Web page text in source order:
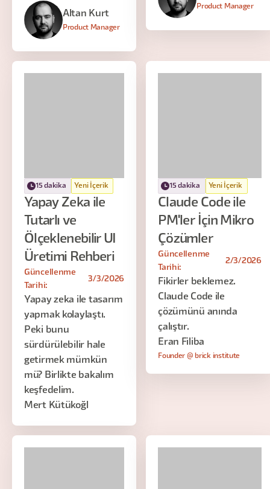
Altan Kurt
Product Manager
Product Manager
15 dakika Yeni İçerik
Yapay Zeka ile
Tutarlı ve
Ölçeklenebilir UI
Üretimi Rehberi
Güncellenme
Tarihi:
3/3/2026
Yapay zeka ile tasarım
yapmak kolaylaştı.
Peki bunu
sürdürülebilir hale
getirmek mümkün
mü? Birlikte bakalım
keşfedelim.
Mert Kütükoğl
15 dakika Yeni İçerik
Claude Code ile
PM'ler İçin Mikro
Çözümler
Güncellenme
Tarihi:
2/3/2026
Fikirler beklemez.
Claude Code ile
çözümünü anında
çalıştır.
Eran Filiba
Founder @ brick institute